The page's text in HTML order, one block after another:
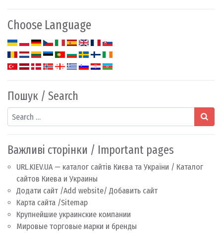
Choose Language
Пошук / Search
Search
Важливі сторінки / Important pages
URL.KIEV.UA — каталог сайтів Києва та України / Каталог
сайтов Киева и Украины
Додати сайт /Add website/ Добавить сайт
Карта сайта /Sitemap
Крупнейшие украинские компании
Мировые торговые марки и бренды